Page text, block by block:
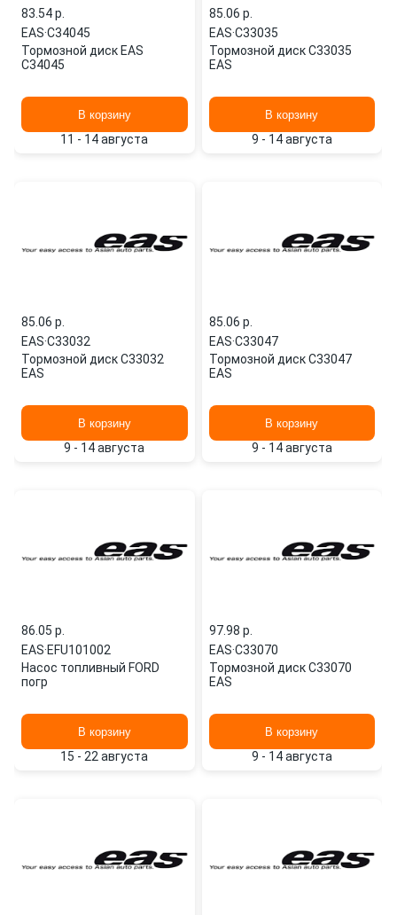
83.54 p.
EAS·C34045
Тормозной диск EAS
C34045
В корзину
11 - 14 августа
85.06 p.
EAS·C33035
Тормозной диск C33035
EAS
В корзину
9 - 14 августа
85.06 p.
EAS·C33032
Тормозной диск C33032
EAS
В корзину
9 - 14 августа
85.06 p.
EAS·C33047
Тормозной диск C33047
EAS
В корзину
9 - 14 августа
86.05 p.
EAS·EFU101002
Насос топливный FORD
погр
В корзину
15 - 22 августа
97.98 p.
EAS·C33070
Тормозной диск C33070
EAS
В корзину
9 - 14 августа